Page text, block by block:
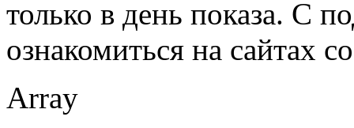
только в день показа. С
ознакомиться на сайтах
Array